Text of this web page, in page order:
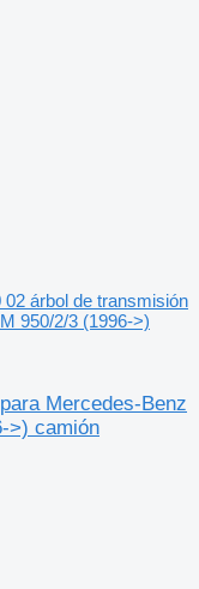
02 árbol de transmisión
950/2/3 (1996->)
Mercedes-Benz
>) camión